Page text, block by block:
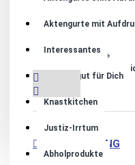
Aktengurte mit
Interessantes
GODIs - gut für Dich
Knastkitchen
Justiz-Irrtum
Abholprodukte
Grill DUPLEX
Wunschliste
+
BESCHREIBUNG